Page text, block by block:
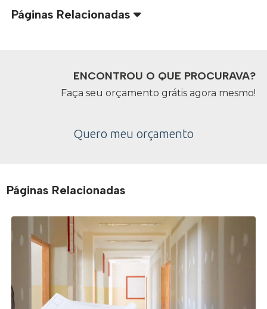
Páginas Relacionadas
ENCONTROU O QUE PROCURAVA?
Faça seu orçamento grátis agora mesmo!
Quero meu orçamento
Páginas Relacionadas